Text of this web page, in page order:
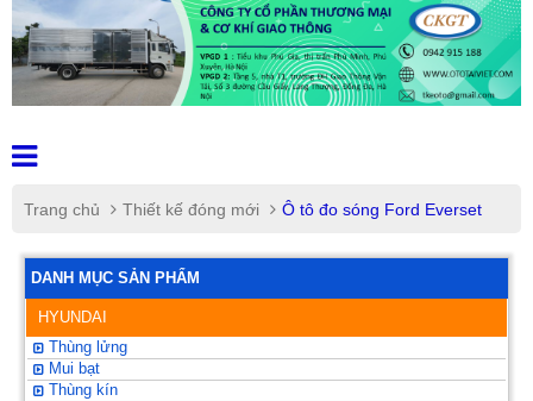
Trang chủ Thiết kế đóng mới Ô tô đo sóng Ford Everset
DANH MỤC SẢN PHẨM
HYUNDAI
Thùng lửng
Mui bạt
Thùng kín